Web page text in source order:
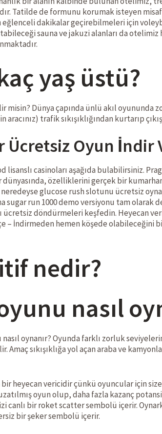
Tatilde de formunu korumak isteyen
dakikalar geçirebilmeleri için
sauna ve jakuzi alanları da
yaş üstü?
misin? Dünya çapında ünlü akıl oyununda
aracınız) trafik sıkışıklığından kurtarıp
Ücretsiz Oyun İndir
lisanslı casinoları aşağıda bulabilirsiniz.
dünyasında, özelliklerini gerçek bir
glucose rush slotunu ücretsiz
sugar run 1000 demo versiyonu tam olarak
ücretsiz döndürmeleri keşfedin. Heyecan
– İndirmeden hemen köşede olabileceğini
nedir?
nasıl
oynanır? Oyunda farklı zorluk
Amaç sıkışıklığa yol açan araba ve
bir heyecan vericidir çünkü oyuncular için
oyun olup, daha fazla kazanç
canlı bir roket scatter sembolü içerir.
bir şeker sembolü içerir.